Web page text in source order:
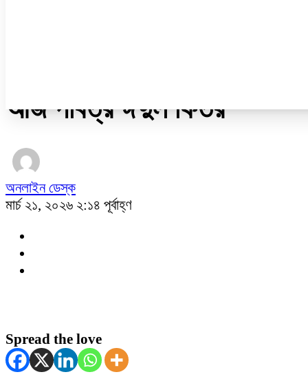
আজ পবিত্র ঈদুল ফিতর
অনলাইন ডেস্ক
মার্চ ২১, ২০২৬ ২:১৪ পূর্বাহ্ণ
Spread the love